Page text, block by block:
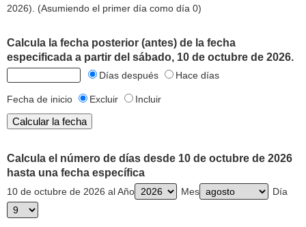
2026). (Asumiendo el primer día como día 0)
Calcula la fecha posterior (antes) de la fecha
especificada a partir del sábado, 10 de octubre de 2026.
Días después Hace días
Fecha de inicio Excluir Incluir
Calcula el número de días desde 10 de octubre de 2026
hasta una fecha específica
10 de octubre de 2026 al Año Mes Día